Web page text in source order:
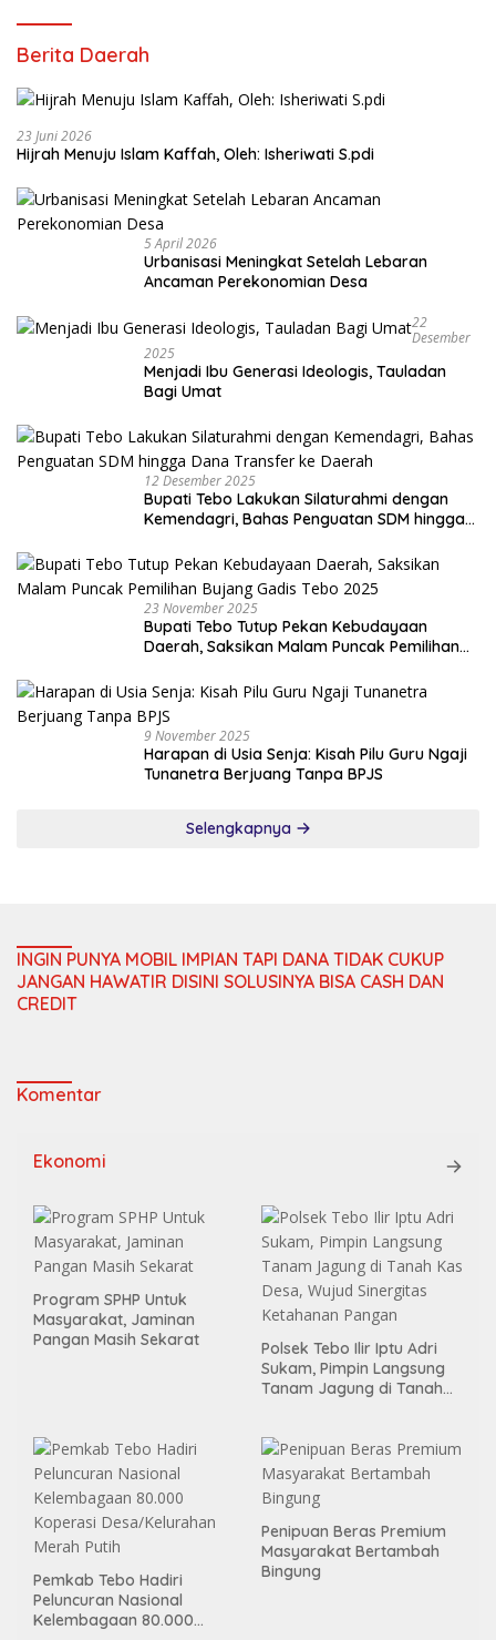
Berita Daerah
23 Juni 2026
Hijrah Menuju Islam Kaffah, Oleh: Isheriwati S.pdi
5 April 2026
Urbanisasi Meningkat Setelah Lebaran
Ancaman Perekonomian Desa
22
Desember
2025
Menjadi Ibu Generasi Ideologis, Tauladan
Bagi Umat
12 Desember 2025
Bupati Tebo Lakukan Silaturahmi dengan
Kemendagri, Bahas Penguatan SDM hingga
23 November 2025
Bupati Tebo Tutup Pekan Kebudayaan
Daerah, Saksikan Malam Puncak Pemilihan
9 November 2025
Harapan di Usia Senja: Kisah Pilu Guru Ngaji
Tunanetra Berjuang Tanpa BPJS
Selengkapnya
INGIN PUNYA MOBIL IMPIAN TAPI DANA TIDAK CUKUP
JANGAN HAWATIR DISINI SOLUSINYA BISA CASH DAN
CREDIT
Komentar
Ekonomi
Program SPHP Untuk
Masyarakat, Jaminan
Pangan Masih Sekarat
Polsek Tebo Ilir Iptu Adri
Sukam, Pimpin Langsung
Tanam Jagung di Tanah
Pemkab Tebo Hadiri
Peluncuran Nasional
Kelembagaan 80.000
Penipuan Beras Premium
Masyarakat Bertambah
Bingung